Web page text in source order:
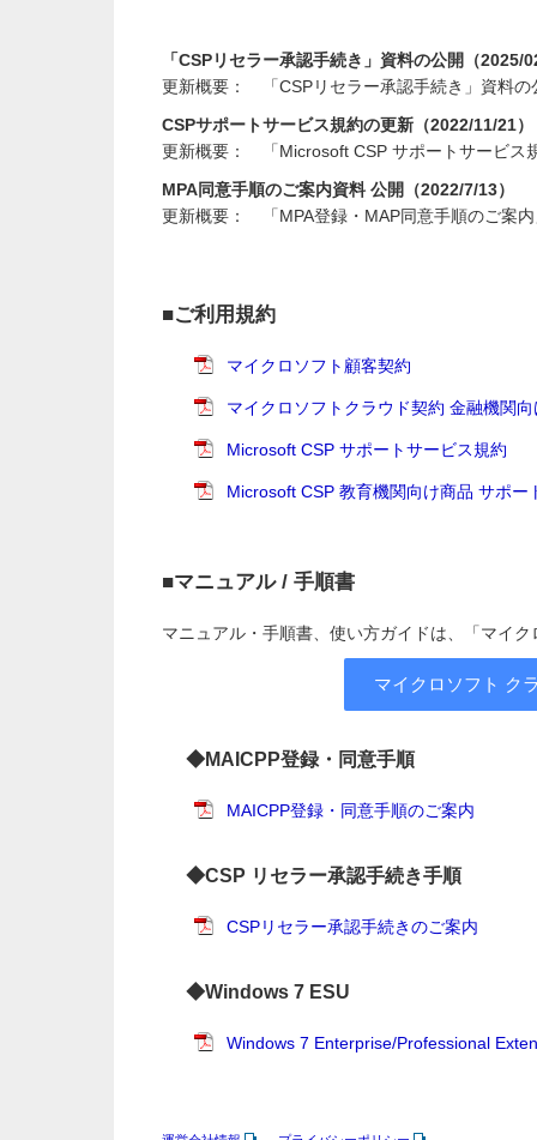
「CSPリセラー承認手続き」資料の公開（2025/
更新概要： 「CSPリセラー承認手続き」資料の
CSPサポートサービス規約の更新（2022/11/21）
更新概要： 「Microsoft CSP サポートサービス
MPA同意手順のご案内資料 公開（2022/7/13）
更新概要： 「MPA登録・MAP同意手順のご案
■ご利用規約
マイクロソフト顧客契約
マイクロソフトクラウド契約 金融機関
Microsoft CSP サポートサービス規約
Microsoft CSP 教育機関向け商品 サポー
■マニュアル / 手順書
マニュアル・手順書、使い方ガイドは、「マイ
マイクロソフト ク
◆MAICPP登録・同意手順
MAICPP登録・同意手順のご案内
◆CSP リセラー承認手続き手順
CSPリセラー承認手続きのご案内
◆Windows 7 ESU
Windows 7 Enterprise/Professional